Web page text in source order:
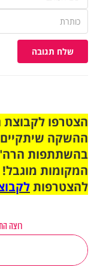
שלח תגובה
ההשקה
בהשתתפות
המקומות
להצטרפות
רוצה